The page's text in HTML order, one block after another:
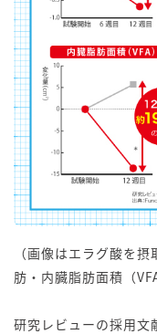
（画像はエラグ酸を
肪・内臓脂肪面積（
研究レビューの採用